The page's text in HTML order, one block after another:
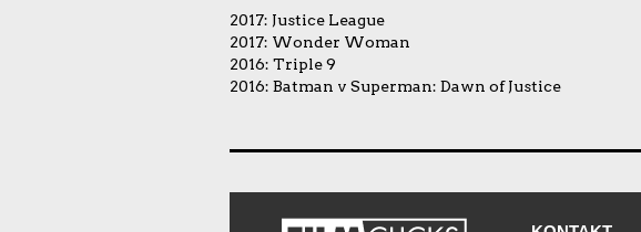
2017: Justice League
2017: Wonder Woman
2016: Triple 9
2016: Batman v Superman: Dawn of Justice